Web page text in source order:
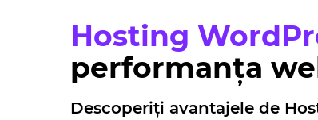
Hosting
performanța
Descoperiți avantajele de